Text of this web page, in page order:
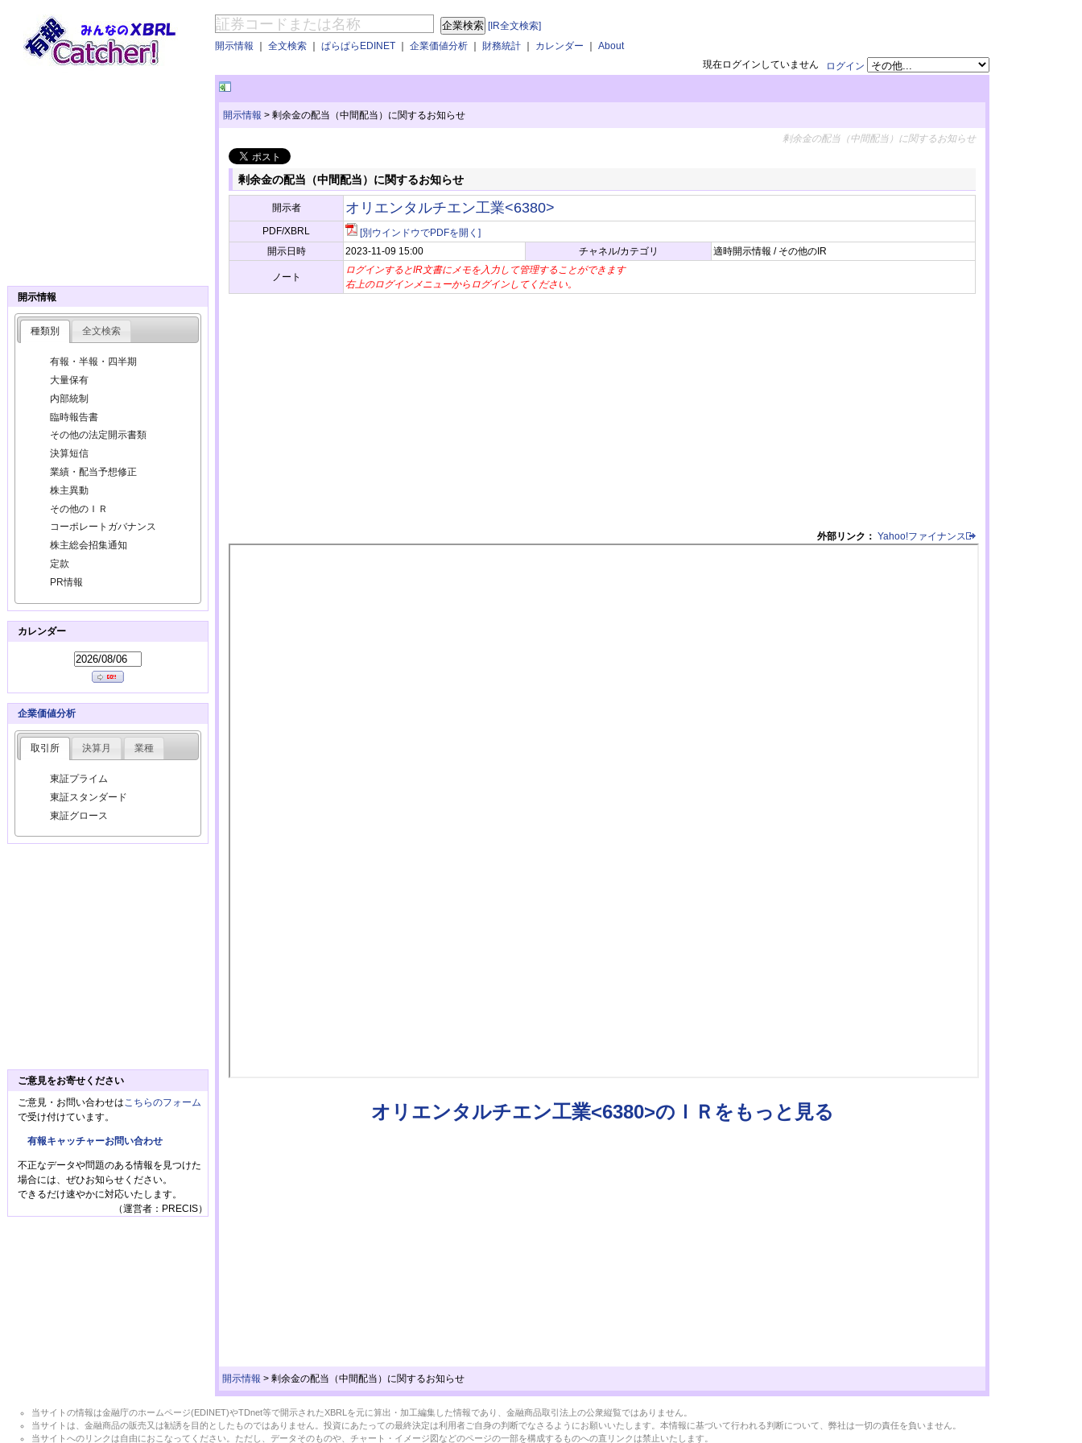
[IR全文検索]
開示情報 ｜ 全文検索 ｜ ぱらぱらEDINET ｜ 企業価値分析 ｜ 財務統計 ｜ カレンダー ｜ About
ログイン
現在ログインしていません
開示情報 > 剰余金の配当（中間配当）に関するお知らせ
剰余金の配当（中間配当）に関するお知らせ
剰余金の配当（中間配当）に関するお知らせ
開示者 オリエンタルチエン工業<6380>
PDF/XBRL
[別ウインドウでPDFを開く]
開示日時
2023-11-09 15:00 チャネル/カテゴリ 適時開示情報 / その他のIR
ノート
ログインするとIR文書にメモを入力して管理することができます
右上のログインメニューからログインしてください。
外部リンク： Yahoo!ファイナンス
オリエンタルチエン工業<6380>のＩＲをもっと見る
開示情報 > 剰余金の配当（中間配当）に関するお知らせ
開示情報
種類別 全文検索
有報・半報・四半期
大量保有
内部統制
臨時報告書
その他の法定開示書類
決算短信
業績・配当予想修正
株主異動
その他のＩＲ
コーポレートガバナンス
株主総会招集通知
定款
PR情報
カレンダー
企業価値分析
取引所 決算月 業種
東証プライム
東証スタンダード
東証グロース
ご意見をお寄せください
ご意見・お問い合わせは こちらのフォーム
で受け付けています。
有報キャッチャーお問い合わせ
不正なデータや問題のある情報を見つけた
場合には、ぜひお知らせください。
できるだけ速やかに対応いたします。
（運営者：PRECIS）
当サイトの情報は金融庁のホームページ(EDINET)やTDnet等で開示されたXBRLを元に算出・加工編集した情報であり、金融商品取引法上の公衆縦覧ではありません。
当サイトは、金融商品の販売又は勧誘を目的としたものではありません。投資にあたっての最終決定は利用者ご自身の判断でなさるようにお願いいたします。本情報に基づいて行われる判断について、弊社は一切の責任を負いません。
当サイトへのリンクは自由におこなってください。ただし、データそのものや、チャート・イメージ図などのページの一部を構成するものへの直リンクは禁止いたします。